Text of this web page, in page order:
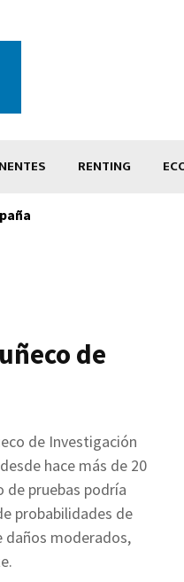
RENTING
de
de Investigación
hace más de 20
pruebas podría
probabilidades de
daños moderados,